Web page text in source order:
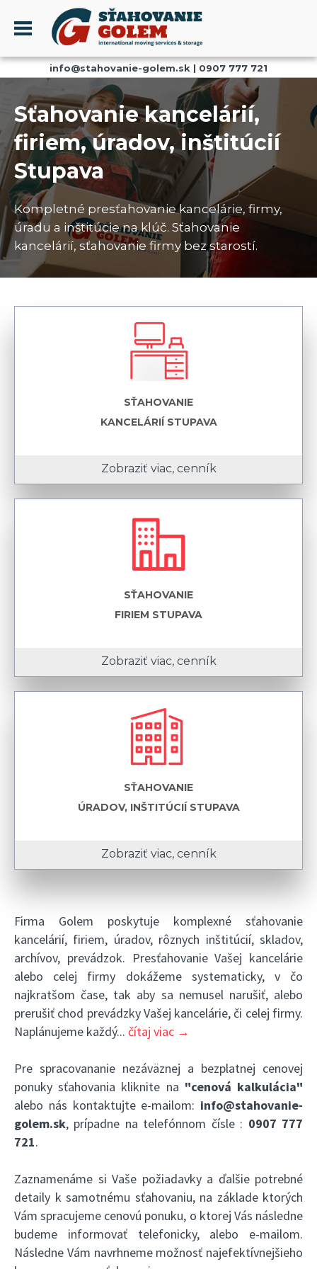
Menu
PROFIL
SŤAHOVANIE - SŤAHOVACIE SLUŽBY
DOPRAVA - DOPRAVNÉ SLUŽBY
AKCIE A ZĽAVY
SKLADOVANIE
REFERENCIE
CENNÍK
KONTAKT
info@stahovanie-golem.sk | 0907 777 721
Sťahovanie kancelárií,
firiem, úradov, inštitúcií
Stupava
Kompletné presťahovanie kancelárie, firmy,
úradu a inštitúcie na klúč. Sťahovanie
kancelárií, sťahovanie firmy bez starostí.
SŤAHOVANIE
KANCELÁRIÍ STUPAVA
Zobraziť viac, cenník
SŤAHOVANIE
FIRIEM STUPAVA
Zobraziť viac, cenník
SŤAHOVANIE
ÚRADOV, INŠTITÚCIÍ STUPAVA
Zobraziť viac, cenník
Firma Golem poskytuje komplexné sťahovanie
kancelárií, firiem, úradov, rôznych inštitúcií, skladov,
archívov, prevádzok. Presťahovanie Vašej kancelárie
alebo celej firmy dokážeme systematicky, v čo
najkratšom čase, tak aby sa nemusel narušiť, alebo
prerušiť chod prevádzky Vašej kancelárie, či celej firmy.
Naplánujeme každý... čítaj viac →
Pre spracovananie nezáväznej a bezplatnej cenovej
ponuky sťahovania kliknite na "cenová kalkulácia"
alebo nás kontaktujte e-mailom: info@stahovanie-
golem.sk, prípadne na telefónnom čísle : 0907 777
721.
Zaznamenáme si Vaše požiadavky a ďalšie potrebné
detaily k samotnému sťahovaniu, na základe ktorých
Vám spracujeme cenovú ponuku, o ktorej Vás následne
budeme informovať telefonicky, alebo e-mailom.
Následne Vám navrhneme možnosť najefektívnejšieho